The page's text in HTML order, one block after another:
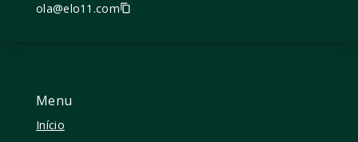
Menu
Início
ola@elo11.com